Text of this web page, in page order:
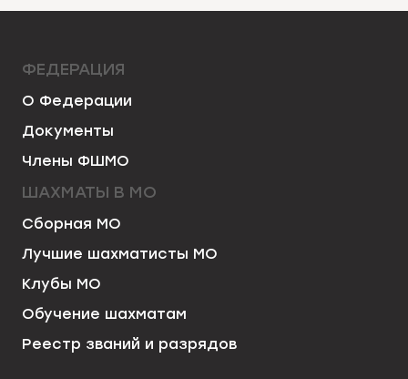
ФЕДЕРАЦИЯ
О Федерации
Документы
Члены ФШМО
ШАХМАТЫ В МО
Сборная МО
Лучшие шахматисты МО
Клубы МО
Обучение шахматам
Реестр званий и разрядов